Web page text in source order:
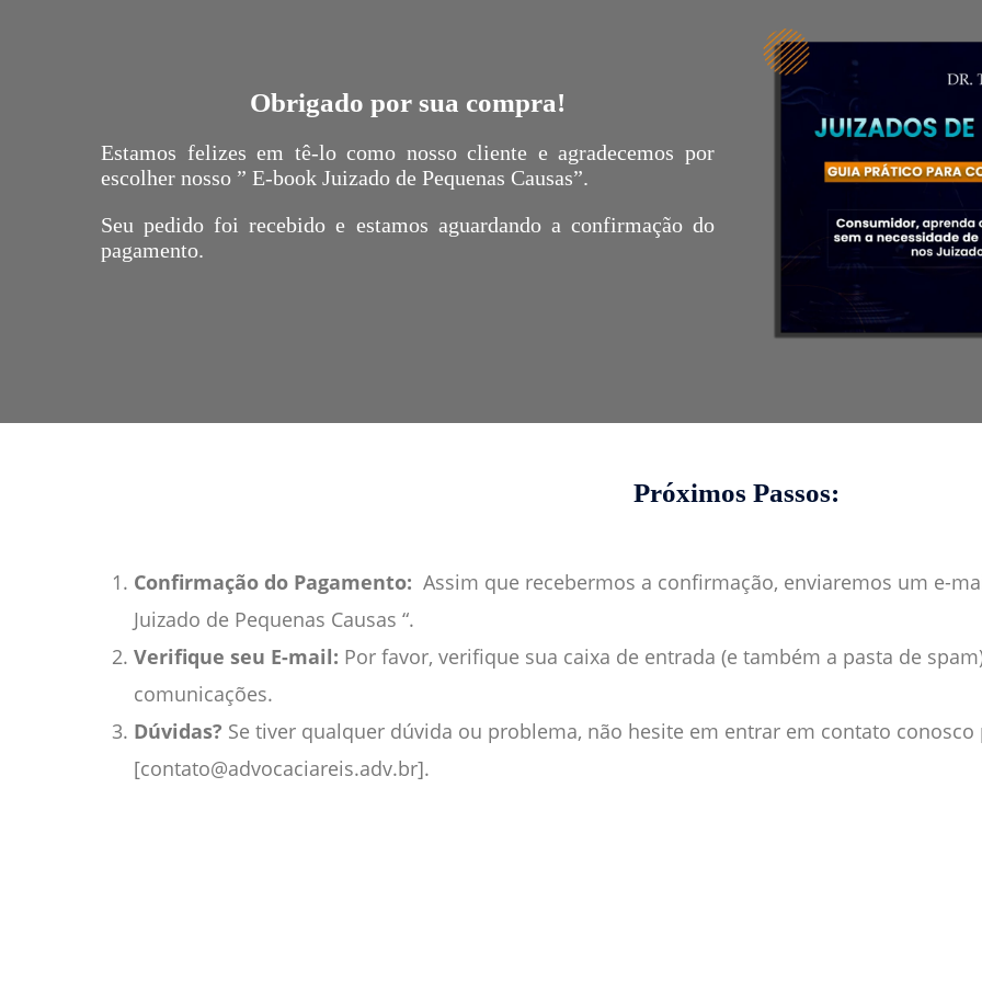
Obrigado por sua compra!
Estamos felizes em tê-lo como nosso cliente e agradecemos por
escolher nosso ” E-book Juizado de Pequenas Causas”.
Seu pedido foi recebido e estamos aguardando a confirmação do
pagamento.
Próximos Passos:
Confirmação do Pagamento: Assim que recebermos a confirmação, enviaremos um e-
Juizado de Pequenas Causas “.
Verifique seu E-mail: Por favor, verifique sua caixa de entrada (e também a pasta de
comunicações.
Dúvidas? Se tiver qualquer dúvida ou problema, não hesite em entrar em contato conosco
[contato@advocaciareis.adv.br].